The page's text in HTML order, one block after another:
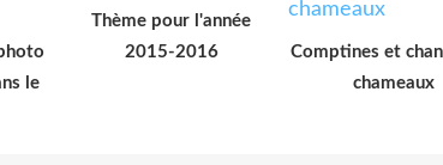
le
Thème pour l'année
2015-2016
Comptines et
chameaux